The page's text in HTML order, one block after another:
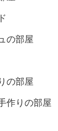
の部屋
の部屋
作りの部屋